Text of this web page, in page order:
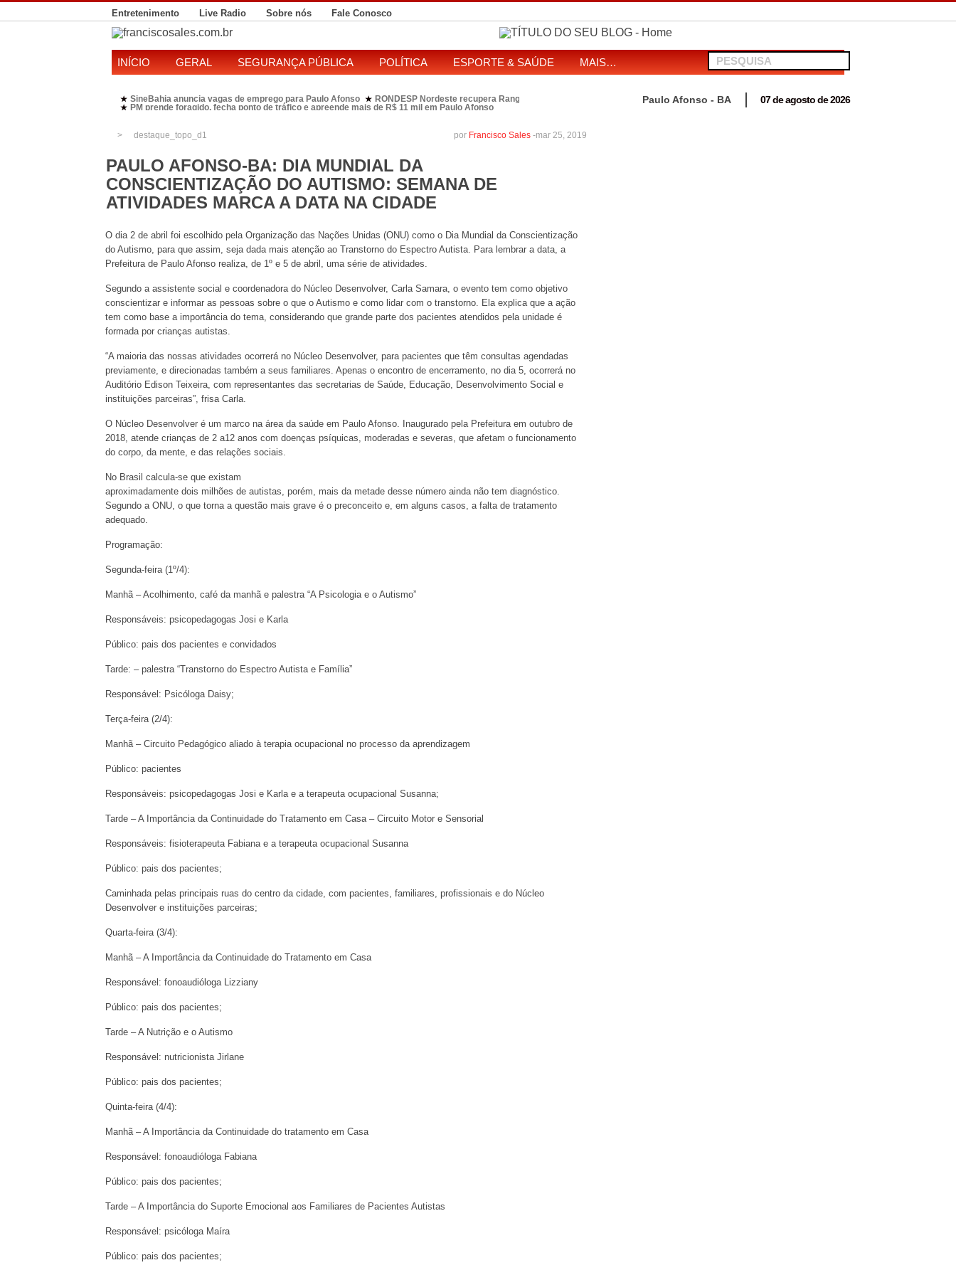
Entretenimento Live Radio Sobre nós Fale Conosco
INÍCIO GERAL SEGURANÇA PÚBLICA POLÍTICA ESPORTE & SAÚDE MAIS…
★ SineBahia anuncia vagas de emprego para Paulo Afonso ★ RONDESP Nordeste recupera Range Rover com restrição por estelionato em Antas
★ PM prende foragido, fecha ponto de tráfico e apreende mais de R$ 11 mil em Paulo Afonso
Paulo Afonso - BA 07 de agosto de 2026
destaque_topo_d1 mar 25, 2019
por Francisco Sales -
PAULO AFONSO-BA: DIA MUNDIAL DA
CONSCIENTIZAÇÃO DO AUTISMO: SEMANA DE
ATIVIDADES MARCA A DATA NA CIDADE
O dia 2 de abril foi escolhido pela Organização das Nações Unidas (ONU) como o Dia Mundial da Conscientização
do Autismo, para que assim, seja dada mais atenção ao Transtorno do Espectro Autista. Para lembrar a data, a
Prefeitura de Paulo Afonso realiza, de 1º e 5 de abril, uma série de atividades.
Segundo a assistente social e coordenadora do Núcleo Desenvolver, Carla Samara, o evento tem como objetivo
conscientizar e informar as pessoas sobre o que o Autismo e como lidar com o transtorno. Ela explica que a ação
tem como base a importância do tema, considerando que grande parte dos pacientes atendidos pela unidade é
formada por crianças autistas.
“A maioria das nossas atividades ocorrerá no Núcleo Desenvolver, para pacientes que têm consultas agendadas
previamente, e direcionadas também a seus familiares. Apenas o encontro de encerramento, no dia 5, ocorrerá no
Auditório Edison Teixeira, com representantes das secretarias de Saúde, Educação, Desenvolvimento Social e
instituições parceiras”, frisa Carla.
O Núcleo Desenvolver é um marco na área da saúde em Paulo Afonso. Inaugurado pela Prefeitura em outubro de
2018, atende crianças de 2 a12 anos com doenças psíquicas, moderadas e severas, que afetam o funcionamento
do corpo, da mente, e das relações sociais.
No Brasil calcula-se que existam
aproximadamente dois milhões de autistas, porém, mais da metade desse número ainda não tem diagnóstico.
Segundo a ONU, o que torna a questão mais grave é o preconceito e, em alguns casos, a falta de tratamento
adequado.
Programação:
Segunda-feira (1º/4):
Manhã – Acolhimento, café da manhã e palestra “A Psicologia e o Autismo”
Responsáveis: psicopedagogas Josi e Karla
Público: pais dos pacientes e convidados
Tarde: – palestra “Transtorno do Espectro Autista e Família”
Responsável: Psicóloga Daisy;
Terça-feira (2/4):
Manhã – Circuito Pedagógico aliado à terapia ocupacional no processo da aprendizagem
Público: pacientes
Responsáveis: psicopedagogas Josi e Karla e a terapeuta ocupacional Susanna;
Tarde – A Importância da Continuidade do Tratamento em Casa – Circuito Motor e Sensorial
Responsáveis: fisioterapeuta Fabiana e a terapeuta ocupacional Susanna
Público: pais dos pacientes;
Caminhada pelas principais ruas do centro da cidade, com pacientes, familiares, profissionais e do Núcleo
Desenvolver e instituições parceiras;
Quarta-feira (3/4):
Manhã – A Importância da Continuidade do Tratamento em Casa
Responsável: fonoaudióloga Lizziany
Público: pais dos pacientes;
Tarde – A Nutrição e o Autismo
Responsável: nutricionista Jirlane
Público: pais dos pacientes;
Quinta-feira (4/4):
Manhã – A Importância da Continuidade do tratamento em Casa
Responsável: fonoaudióloga Fabiana
Público: pais dos pacientes;
Tarde – A Importância do Suporte Emocional aos Familiares de Pacientes Autistas
Responsável: psicóloga Maíra
Público: pais dos pacientes;